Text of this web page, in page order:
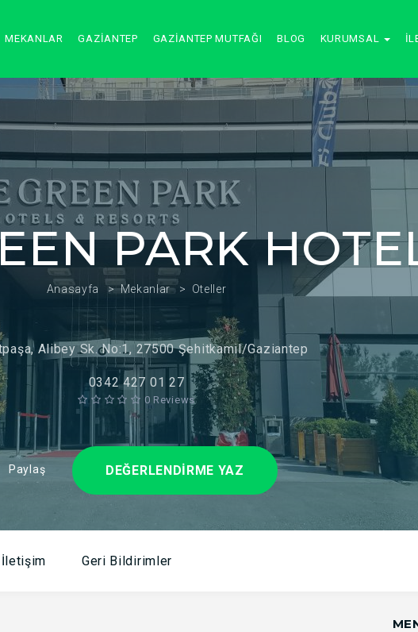
MEKANLAR GAZİANTEP GAZİANTEP MUTFAĞI BLOG KURUMSAL
PARK
Anasayfa Mekanlar Oteller
Alibey Sk. No:1, 27500 Şehitkamil/Gaziantep
0342 427 01 27
0 Reviews
Paylaş DEĞERLENDIRME YAZ
İletişim Geri Bildirimler